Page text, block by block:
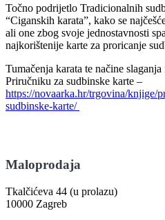
Točno podrijetlo Tradicionalnih
“Ciganskih karata”, kako se
ali one zbog svoje jednostavnosti
najkorištenije karte za proricanje
Tumačenja karata te načine
Priručniku za sudbinske karte –
https://novaarka.hr/trgovina/knjige/
sudbinske-karte/
Maloprodaja
Tkalčićeva 44 (u prolazu)
10000 Zagreb